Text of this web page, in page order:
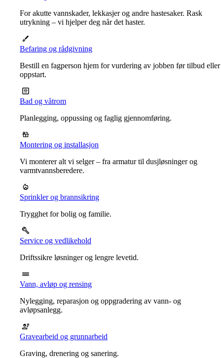
For akutte vannskader, lekkasjer og andre hastesaker. Rask
utrykning – vi hjelper deg når det haster.
Befaring og rådgivning
Bestill en fagperson hjem for vurdering av jobben før tilbud eller
oppstart.
Bad og våtrom
Planlegging, oppussing og faglig gjennomføring.
Montering og installasjon
Vi monterer alt vi selger – fra armatur til dusjløsninger og
varmtvannsberedere.
Sprinkler og brannsikring
Trygghet for bolig og familie.
Service og vedlikehold
Driftssikre løsninger og lengre levetid.
Vann, avløp og rensing
Nylegging, reparasjon og oppgradering av vann- og
avløpsanlegg.
Gravearbeid og grunnarbeid
Graving, drenering og sanering.